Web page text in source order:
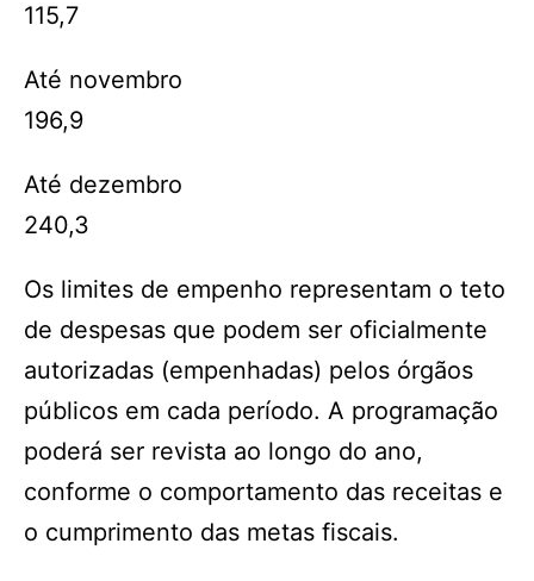
115,7
Até novembro
196,9
Até dezembro
240,3
Os limites de empenho representam o teto
de despesas que podem ser oficialmente
autorizadas (empenhadas) pelos órgãos
públicos em cada período. A programação
poderá ser revista ao longo do ano,
conforme o comportamento das receitas e
o cumprimento das metas fiscais.